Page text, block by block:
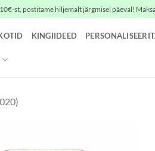
st, postitame hiljemalt järgmisel päeval!
KINGIIDEED